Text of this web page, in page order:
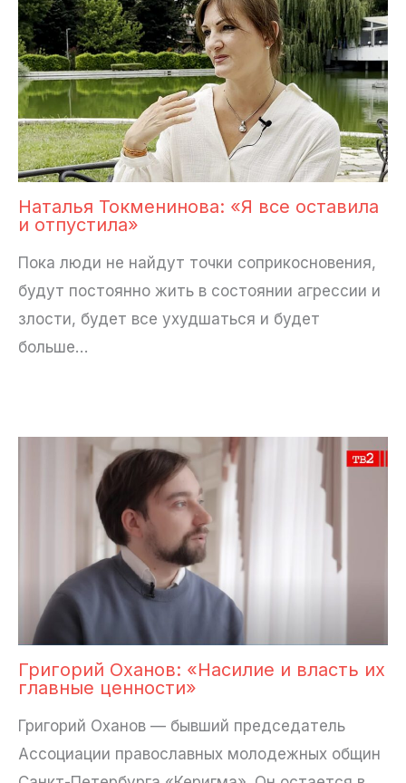
Наталья Токменинова: «Я все оставила
и отпустила»
Пока люди не найдут точки соприкосновения,
будут постоянно жить в состоянии агрессии и
злости, будет все ухудшаться и будет
больше…
Григорий Оханов: «Насилие и власть их
главные ценности»
Григорий Оханов — бывший председатель
Ассоциации православных молодежных общин